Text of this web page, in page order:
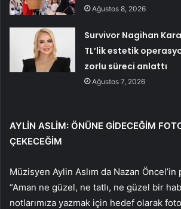
Ağustos 8, 2026
Survivor Nagihan
TL’lik estetik
zorlu süreci anlattı
Ağustos 7, 2026
AYLİN ASLİM: ÖNÜNE GİDECEĞİM
ÇEKECEĞİM
Müzisyen Aylin Aslım da Nazan Öncel’in
“Aman ne güzel, ne tatlı, ne güzel bir
notlarımıza yazmak için hedef olarak